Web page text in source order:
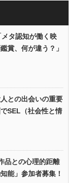
メタ認知が働く映
賞、何が違う？」
との出会いの重要
SEL（社会性と情
品との心理的距離
能」参加者募集！